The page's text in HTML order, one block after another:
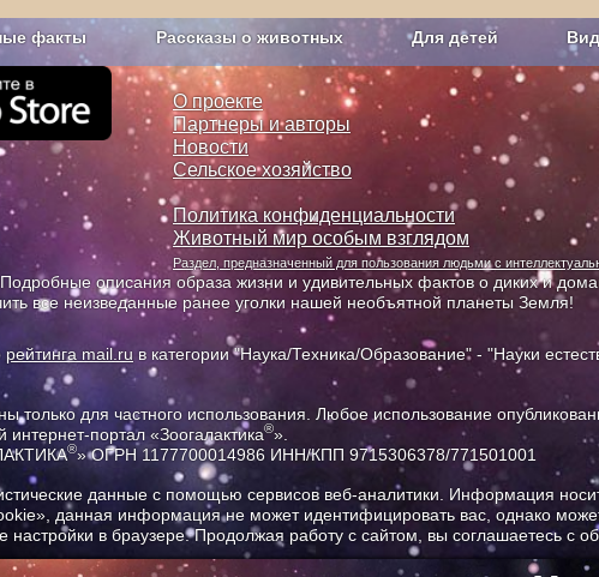
факты Рассказы о животных Для детей
О проекте
О проекте
Партнеры и авторы
Новости
Сельское хозяйство
Политика конфиденциальности
Животный мир особым взглядом
Раздел, предназначенный для пользования людьми с
описания образа жизни и удивительных фактов о диких и
все неизведанные ранее уголки нашей необъятной планеты Земля!
рейтинга mail.ru в категории "Наука/Техника/Образование" - "Науки
для частного использования. Любое использование
портал «Зоогалактика®».
®» ОГРН 1177700014986 ИНН/КПП 9715306378/771501001
данные с помощью сервисов веб-аналитики. Информация
данная информация не может идентифицировать вас, однако
в браузере. Продолжая работу с сайтом, вы соглашаетесь с